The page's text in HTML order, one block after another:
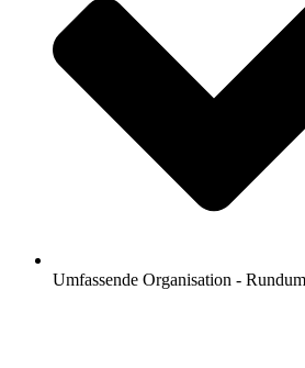
Umfassende Organisation -